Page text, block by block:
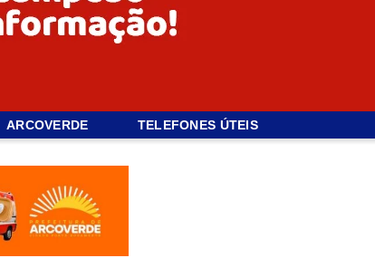
ARCOVERDE TELEFONES ÚTEIS